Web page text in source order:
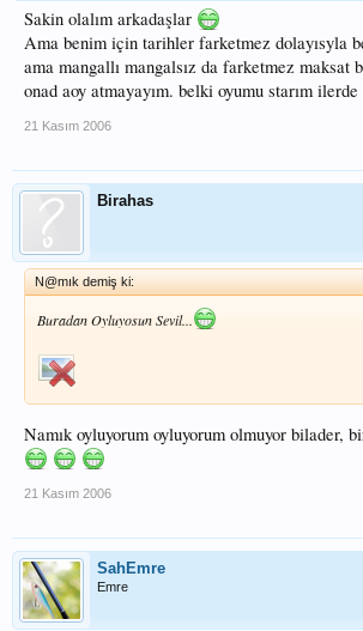
Sakin olalım arkadaşlar
Ama benim için tarihler farketmez dolayısyla
ama mangallı mangalsız da farketmez maksat
onad aoy atmayayım. belki oyumu starım ilerde
21 Kasım 2006
Birahas
N@mık demiş ki:
Buradan Oyluyosun Sevil...
Namık oyluyorum oyluyorum olmuyor bilader,
21 Kasım 2006
SahEmre
Emre